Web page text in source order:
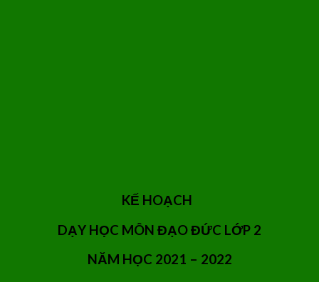
KẾ HOẠCH
DẠY HỌC MÔN ĐẠO ĐỨC LỚP 2
NĂM HỌC 2021 – 2022